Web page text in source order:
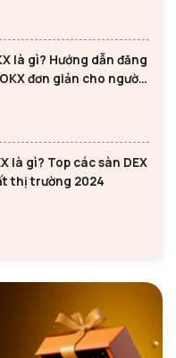
là gì? Hướng dẫn đăng
đơn giản cho người
là gì? Top các sàn DEX
thị trường 2024